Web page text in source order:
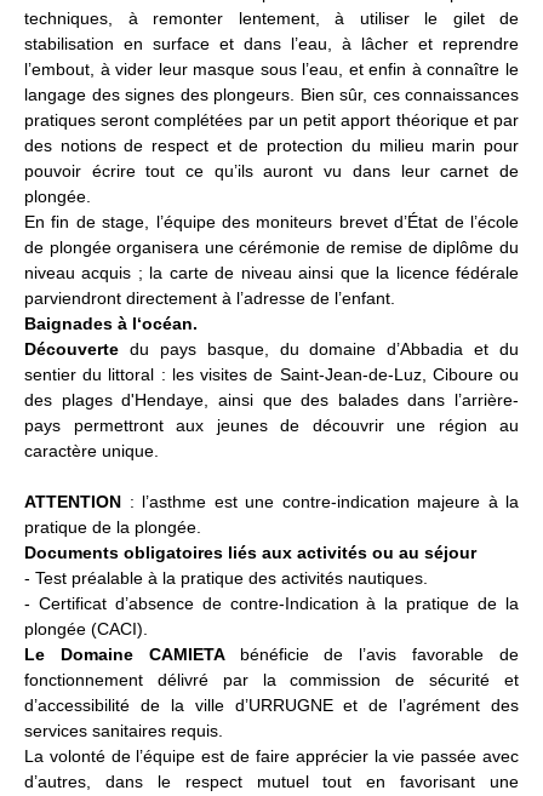
techniques, à remonter lentement, à utiliser le gilet de
stabilisation en surface et dans l’eau, à lâcher et reprendre
l’embout, à vider leur masque sous l’eau, et enfin à connaître le
langage des signes des plongeurs. Bien sûr, ces connaissances
pratiques seront complétées par un petit apport théorique et par
des notions de respect et de protection du milieu marin pour
pouvoir écrire tout ce qu’ils auront vu dans leur carnet de
plongée.
En fin de stage, l’équipe des moniteurs brevet d’État de l’école
de plongée organisera une cérémonie de remise de diplôme du
niveau acquis ; la carte de niveau ainsi que la licence fédérale
parviendront directement à l’adresse de l’enfant.
Baignades à l‘océan.
Découverte du pays basque, du domaine d’Abbadia et du
sentier du littoral : les visites de Saint-Jean-de-Luz, Ciboure ou
des plages d'Hendaye, ainsi que des balades dans l’arrière-
pays permettront aux jeunes de découvrir une région au
caractère unique.
ATTENTION : l’asthme est une contre-indication majeure à la
pratique de la plongée.
Documents obligatoires liés aux activités ou au séjour
- Test préalable à la pratique des activités nautiques.
- Certificat d’absence de contre-Indication à la pratique de la
plongée (CACI).
Le Domaine CAMIETA bénéficie de l’avis favorable de
fonctionnement délivré par la commission de sécurité et
d’accessibilité de la ville d’URRUGNE et de l’agrément des
services sanitaires requis.
La volonté de l’équipe est de faire apprécier la vie passée avec
d’autres, dans le respect mutuel tout en favorisant une